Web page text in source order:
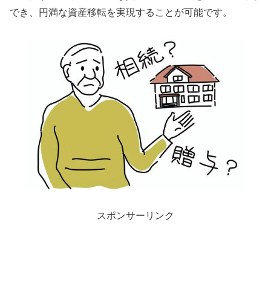
でき、円満な資産移転を実現することが可能です。
スポンサーリンク